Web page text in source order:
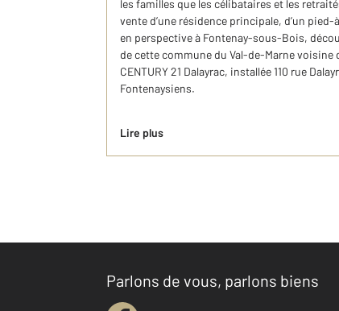
les familles que les célibataires et les
vente d’une résidence principale, d’un
en perspective à Fontenay-sous-Bois,
de cette commune du Val-de-Marne voisine
CENTURY 21 Dalayrac, installée 110 rue
Fontenaysiens.
Lire plus
Parlons de vous, parlons biens